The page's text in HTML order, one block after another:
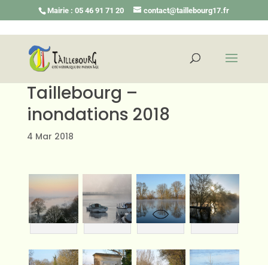
Mairie : 05 46 91 71 20 contact@taillebourg17.fr
Taillebourg –
inondations 2018
4 Mar 2018